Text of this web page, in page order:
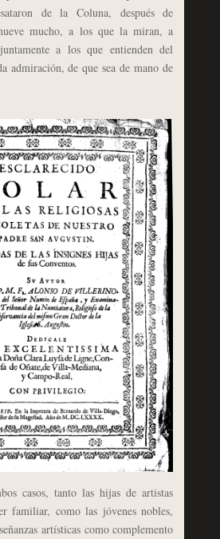
de la Coluna, después de
mucho, a los que la miran, a
a los que entienden del
admiración, de que sea de mano de
tanto las hijas de artistas
familiar, como las jóvenes nobles,
artísticas como complemento